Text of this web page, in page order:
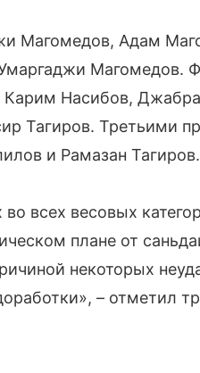
Магомедов, Адам
Магомедов.
Карим Насибов,
Тагиров. Третьими
и Рамазан Тагиров.
всех весовых
плане от
некоторых
– отметил